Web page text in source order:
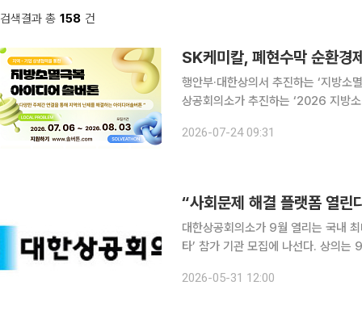
검색결과 총 158 건
SK케미칼, 폐현수막 순환경
행안부·대한상의서 추진하는 ‘지방소멸극복 아이디어
상공회의소가 추진하는 ‘2026 지방
지방소멸극복 아이디어 솔버톤은 정
2026-07-24 09:31
“사회문제 해결 플랫폼 열린
대한상공회의소가 9월 열리는 국내
타’ 참가 기관 모집에 나선다. 상의는 9월 21일부터 이틀간 서울 코엑스에서 열리는 ‘제3회 대한민
행동으로, 문제를 넘어 해결로
2026-05-31 12:00